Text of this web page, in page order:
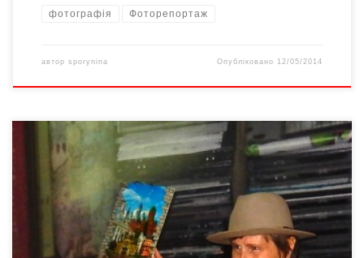
фотографія Фоторепортаж
автор sporynina Опубліковано 12/05/2014
13 листопада у Целанівському центрі відбулася творча зустріч
із австрійською поетесою та фотожурналісткою,
стипендіаткою MERIDIAN CZERNOWITZ Міленою Фіндайз. Мілена
Фіндайз презентувала фотографії нашого міста та його
мешканців, зроблені під час її місячного перебування у